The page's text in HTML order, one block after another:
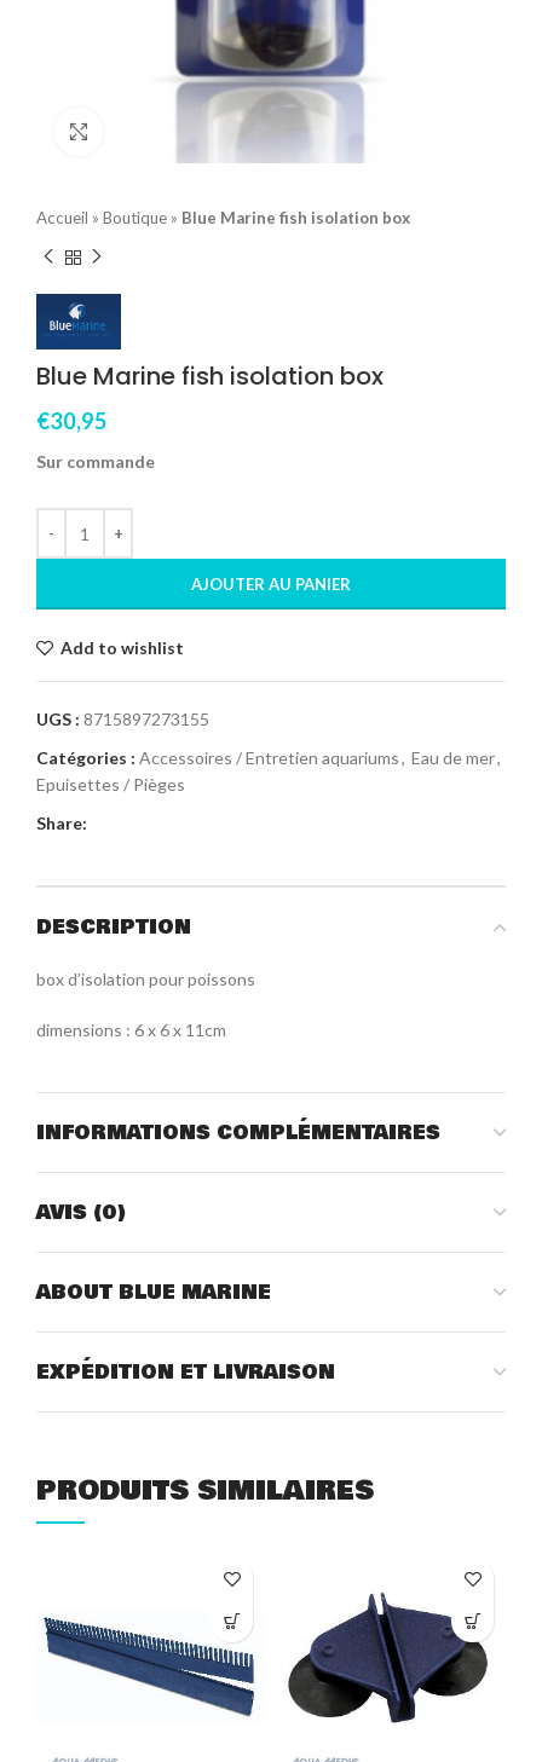
Accueil » Boutique » Blue Marine fish isolation box
Blue Marine fish isolation box
€30,95
Sur commande
AJOUTER AU PANIER
Add to wishlist
UGS : 8715897273155
Catégories : Accessoires / Entretien aquariums, Eau de mer,
Epuisettes / Pièges
Share:
DESCRIPTION
box d’isolation pour poissons
dimensions : 6 x 6 x 11cm
INFORMATIONS COMPLÉMENTAIRES
AVIS (0)
ABOUT BLUE MARINE
EXPÉDITION ET LIVRAISON
PRODUITS SIMILAIRES